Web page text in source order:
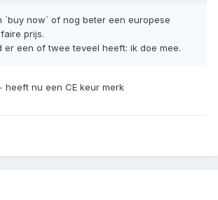
`buy now` of nog beter een europese
prijs.
er een of twee teveel heeft: ik doe mee.
heeft nu een CE keur merk